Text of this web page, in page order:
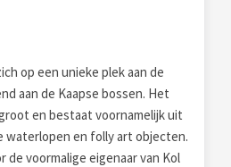
op een unieke plek aan de
aan de Kaapse bossen. Het
en bestaat voornamelijk uit
waterlopen en folly art objecten.
de voormalige eigenaar van Kol